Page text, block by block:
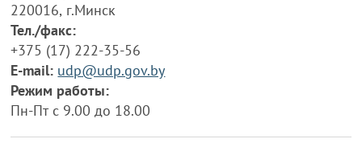
220016, г.Минск
Тел./факс:
+375 (17) 222-35-56
E-mail: udp@udp.gov.by
Режим работы:
Пн-Пт с 9.00 до 18.00